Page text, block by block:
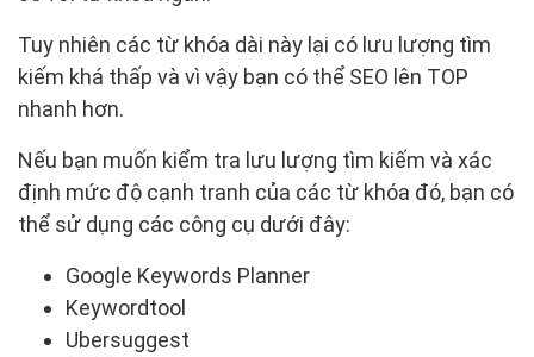
Tuy nhiên các từ khóa dài này lại có lưu lượng tìm
kiếm khá thấp và vì vậy bạn có thể SEO lên TOP
nhanh hơn.
Nếu bạn muốn kiểm tra lưu lượng tìm kiếm và xác
định mức độ cạnh tranh của các từ khóa đó, bạn có
thể sử dụng các công cụ dưới đây:
Google Keywords Planner
Keywordtool
Ubersuggest